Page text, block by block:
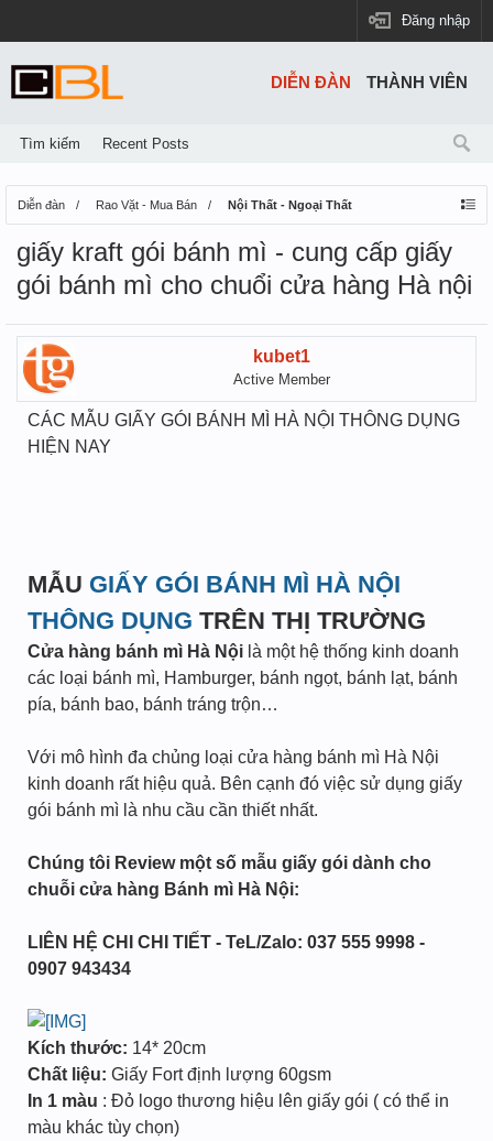
Đăng nhập
Diễn đàn Rao Vặt - Mua Bán Nội Thất - Ngoại Thất
giấy kraft gói bánh mì - cung cấp giấy
gói bánh mì cho chuổi cửa hàng Hà nội
kubet1
Active Member
CÁC MẪU GIẤY GÓI BÁNH MÌ HÀ NỘI THÔNG DỤNG
HIỆN NAY
MẪU GIẤY GÓI BÁNH MÌ HÀ NỘI
THÔNG DỤNG TRÊN THỊ TRƯỜNG
Cửa hàng bánh mì Hà Nội là một hệ thống kinh doanh
các loại bánh mì, Hamburger, bánh ngọt, bánh lạt, bánh
pía, bánh bao, bánh tráng trộn…
Với mô hình đa chủng loại cửa hàng bánh mì Hà Nội
kinh doanh rất hiệu quả. Bên cạnh đó việc sử dụng giấy
gói bánh mì là nhu cầu cần thiết nhất.
Chúng tôi Review một số mẫu giấy gói dành cho
chuỗi cửa hàng Bánh mì Hà Nội:
LIÊN HỆ CHI CHI TIẾT - TeL/Zalo: 037 555 9998 -
0907 943434
Kích thước: 14* 20cm
Chất liệu: Giấy Fort định lượng 60gsm
In 1 màu : Đỏ logo thương hiệu lên giấy gói ( có thể in
màu khác tùy chọn)
DIỄN ĐÀN
Tìm kiếm Recent Posts
THÀNH VIÊN